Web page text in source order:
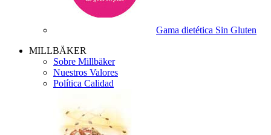
Gama dietética Sin Gluten
MILLBÄKER
Sobre Millbäker
Nuestros Valores
Política Calidad